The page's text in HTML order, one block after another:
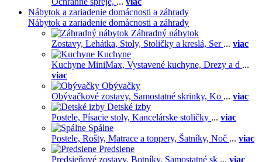
Nábytok a zariadenie domácnosti a záhrady
Nábytok a zariadenie domácnosti a záhrady
Záhradný nábytok
Zostavy, Lehátka, Stoly, Stoličky a kreslá, Ser ... viac
Kuchyne
Kuchyne MiniMax, Vystavené kuchyne, Drezy a d ...
viac
Obývačky
Obývačkové zostavy, Samostatné skrinky, Ko ... viac
Detské izby
Postele, Písacie stoly, Kancelárske stoličky ... viac
Spálne
Postele, Rošty, Matrace a toppery, Šatníky, Noč ... viac
Predsiene
Predsieňové zostavy, Botníky, Samostatné sk ... viac